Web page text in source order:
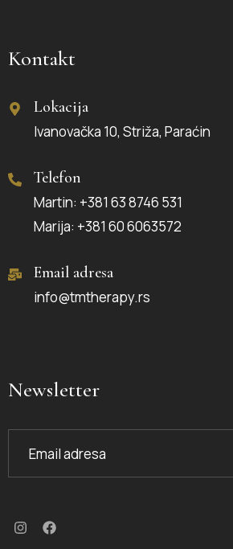
Kontakt
Lokacija
Ivanovačka 10, Striža, Paraćin
Telefon
Martin: +381 63 8746 531
Marija: +381 60 6063572
Email adresa
info@tmtherapy.rs
Newsletter